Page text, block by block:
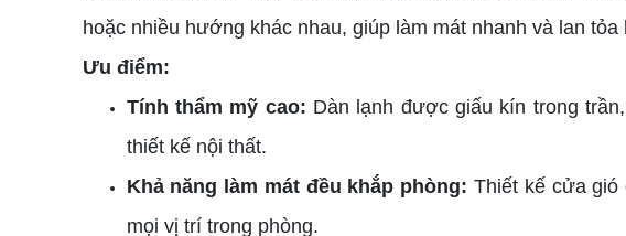
hoặc nhiều hướng khác nhau, giúp làm mát nhanh và lan
Ưu điểm:
Tính thẩm mỹ cao: Dàn lạnh được giấu kín trong
thiết kế nội thất.
Khả năng làm mát đều khắp phòng: Thiết kế cửa
mọi vị trí trong phòng.